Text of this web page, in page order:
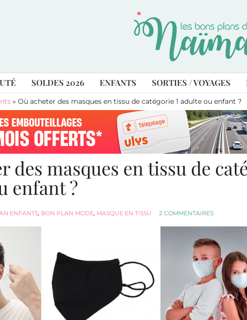
SOLDES 2026 ENFANTS SORTIES / VOYAGES
» Où acheter des masques en tissu de catégorie 1 adulte ou enfant ?
des masques en tissu de
enfant ?
ENFANTS, BON PLAN MODE, MASQUE EN TISSU 2 COMMENTAIRES